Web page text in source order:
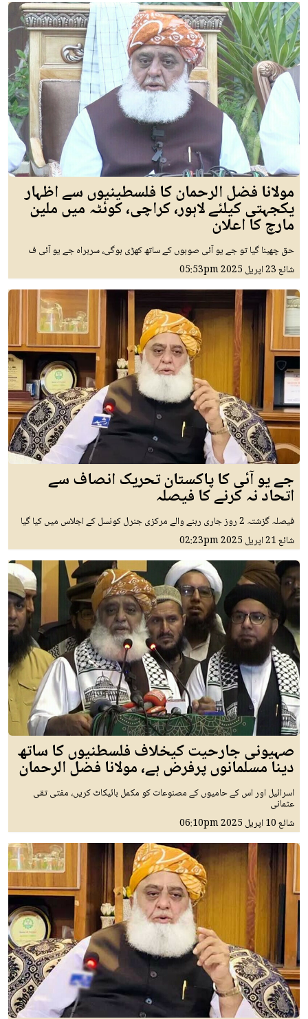
مولانا فضل الرحمان کا فلسطینیوں سے اظہار
یکجہتی کیلئے لاہور، کراچی، کوئٹہ میں ملین
مارچ کا اعلان
حق چھینا گیا تو جے یو آئی صوبوں کے ساتھ کھڑی ہوگی، سربراہ جے یو آئی ف
شائع23 اپريل 2025 05:53pm
جے یو آئی کا پاکستان تحریک انصاف سے
اتحاد نہ کرنے کا فیصلہ
فیصلہ گزشتہ 2 روز جاری رہنے والے مرکزی جنرل کونسل کے اجلاس میں کیا گیا
شائع21 اپريل 2025 02:23pm
صہیونی جارحیت کیخلاف فلسطنیوں کا ساتھ
دینا مسلمانوں پرفرض ہے، مولانا فضل الرحمان
اسرائیل اور اس کے حامیوں کے مصنوعات کو مکمل بائیکاٹ کریں، مفتی تقی
عثمانی
شائع10 اپريل 2025 06:10pm